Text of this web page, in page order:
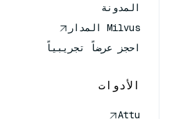
المدونة
Milvus المدار
احجز عرضاً تجريبياً
الأدوات
Attu